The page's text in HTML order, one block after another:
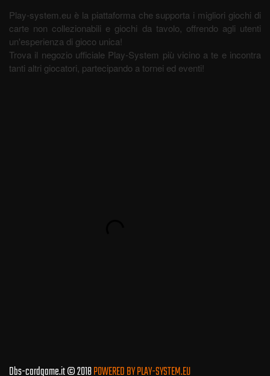
Play-system.eu è la piattaforma che supporta i migliori giochi di
carte non collezionabili e giochi da tavolo, offrendo agli utenti
un'esperienza di gioco unica!
Trova il negozio ufficiale Play-System più vicino a te e incontra
tanti altri giocatori, partecipando a tornei ed eventi!
Dbs-cardgame.it © 2018POWERED BY PLAY-SYSTEM.EU